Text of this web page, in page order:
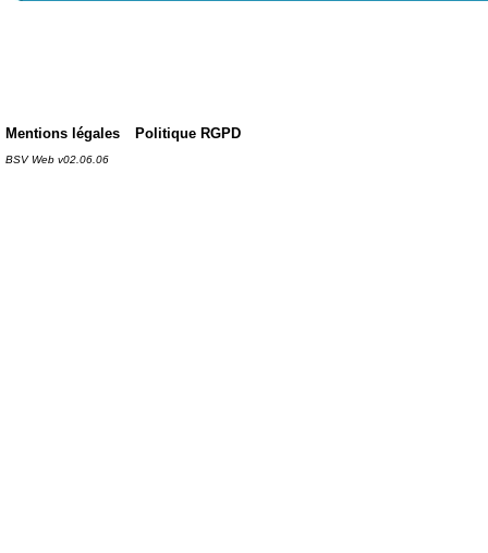
Mentions légales Politique RGPD
BSV Web v02.06.06